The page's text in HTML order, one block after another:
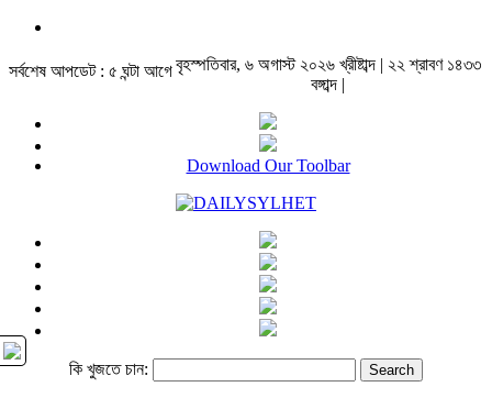
সর্বশেষ আপডেট : ৫ ঘন্টা আগেবৃহস্পতিবার, ৬ অগাস্ট ২০২৬ খ্রীষ্টাব্দ | ২২ শ্রাবণ ১৪৩৩
বঙ্গাব্দ |
Download Our Toolbar
কি খুজতে চান: